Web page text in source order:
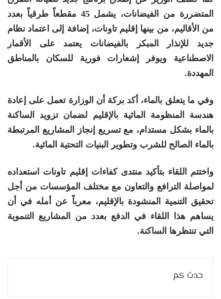
المتضررة من الفيضانات، يشمل 45 مقطعاً طرقياً بعدد
من الأقاليم، من بينها إقليم تاونات، إضافة إلى اعتماد نظام
جديد للإنذار المبكر بالفيضانات يعتمد على الأقمار
الاصطناعية ويوفر إشعارات فورية للسكان بالمناطق
المهددة.
وفي ما يتعلق بالماء، أكد بركة أن الوزارة تعمل على إعادة
هندسة المنظومة المائية بالإقليم لضمان تزويد الساكنة
بالماء بشكل مستدام، مع تسريع إنجاز المشاريع المرتبطة
بالماء الصالح للشرب وتطوير البنيات التحتية المائية.
واختتم اللقاء بتأكيد منتدى كفاءات إقليم تاونات استعداده
لمواصلة الترافع والتعاون مع مختلف المؤسسات من أجل
تحقيق التنمية المنشودة بالإقليم، معرباً عن أمله في أن
يساهم هذا اللقاء في الدفع بعدد من المشاريع التنموية
التي تنتظرها الساكنة.
حدث كم